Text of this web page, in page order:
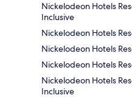
Nickelodeon Hotels
Inclusive
Nickelodeon Hotels
Nickelodeon Hotels
Nickelodeon Hotels
Nickelodeon Hotels
Inclusive